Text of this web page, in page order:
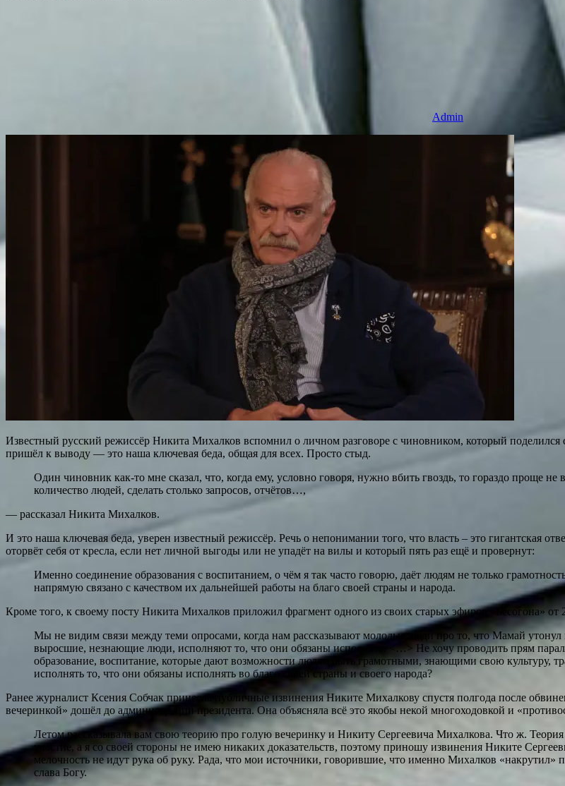
Admin
Известный русский режиссёр Никита Михалков вспомнил о личном разговоре с чиновником, который
пришёл к выводу — это наша ключевая беда, общая для всех. Просто стыд.
Один чиновник как-то мне сказал, что, когда ему, условно говоря, нужно вбить гвоздь, то гораздо проще
количество людей, сделать столько запросов, отчётов…,
— рассказал Никита Михалков.
И это наша ключевая беда, уверен известный режиссёр. Речь о непонимании того, что власть – это гигантская
оторвёт себя от кресла, если нет личной выгоды или не упадёт на вилы и который пять раз ещё и провернут:
Именно соединение образования с воспитанием, о чём я так часто говорю, даёт людям не только
напрямую связано с качеством их дальнейшей работы на благо своей страны и народа.
Кроме того, к своему посту Никита Михалков приложил фрагмент одного из своих старых эфиров «Бесогона» от
Мы не видим связи между теми опросами, когда нам рассказывают молодые люди про то, что Мамай
выросшие, незнающие люди, исполняют то, что они обязаны исполнять. <…> Не хочу проводить прям
образование, воспитание, которые дают возможности людям быть грамотными, знающими свою культуру,
исполнять то, что они обязаны исполнять во благо своей страны и своего народа?
Ранее журналист Ксения Собчак принесла публичные извинения Никите Михалкову спустя полгода после
вечеринкой» дошёл до администрации президента. Она объясняла всё это якобы некой многоходовкой и
Летом рассказывала вам свою теорию про голую вечеринку и Никиту Сергеевича Михалкова. Что ж. Теория
участие, а я со своей стороны не имею никаких доказательств, поэтому приношу извинения Никите
мелочность не идут рука об руку. Рада, что мои источники, говорившие, что именно Михалков «накрутил»
слава Богу.